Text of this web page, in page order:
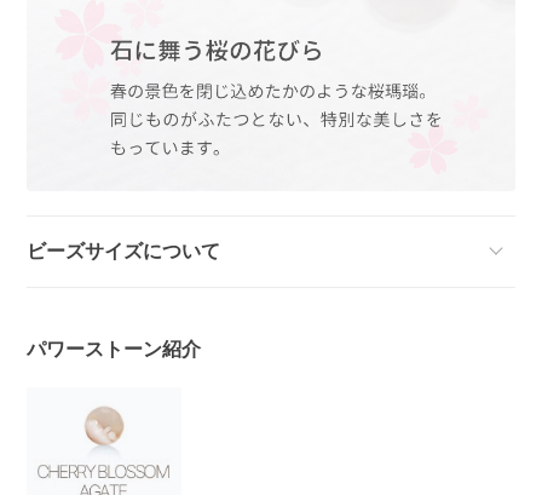
ビーズサイズについて
パワーストーン紹介